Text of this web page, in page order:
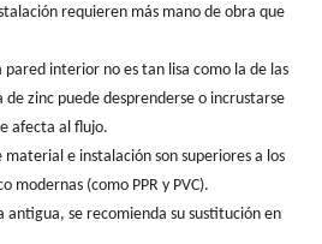
requieren más mano de obra que
interior no es tan lisa como la de las
zinc puede desprenderse o incrustarse
afecta al flujo.
material e instalación son superiores a los
modernas (como PPR y PVC).
antigua, se recomienda su sustitución en